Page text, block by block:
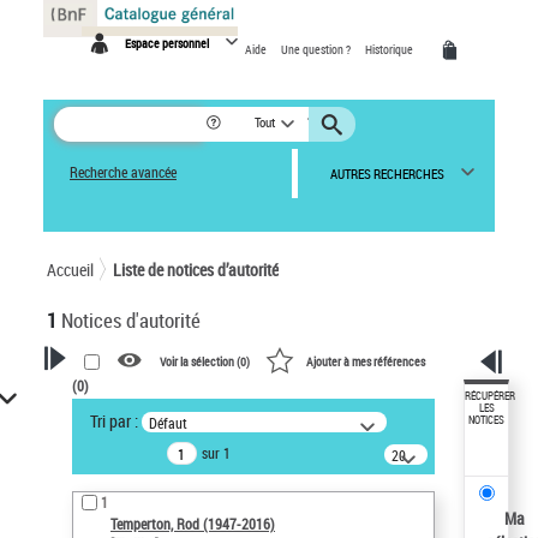
Espace personnel Aide Une question ? Historique
Tout
Recherche avancée AUTRES RECHERCHES
Accueil Liste de notices d’autorité
1 Notices d'autorité
VOTRE RECHERCHE
Recherche avancée dans les
notices d’autorité
Œuvres liées à l'auteur :
Temperton, Rod (1947-2016)
Voir la sélection (0) Ajouter à mes références
(0)
Tri par : Défaut
sur 1
20
résultats/page
1
Temperton, Rod (1947-2016)
RÉCUPÉRER
LES
NOTICES
Ma
Panneau de gestion des cookies